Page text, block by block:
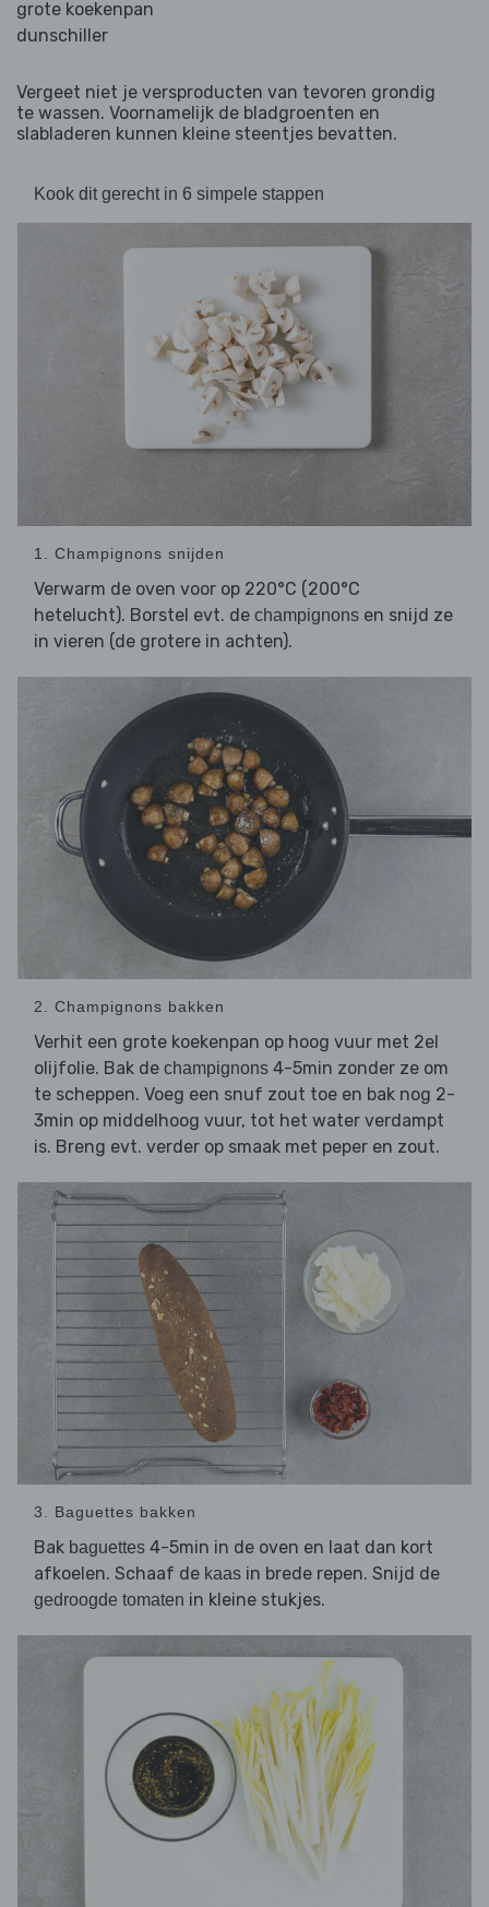
grote koekenpan
dunschiller
Vergeet niet je versproducten van tevoren grondig
te wassen. Voornamelijk de bladgroenten en
slabladeren kunnen kleine steentjes bevatten.
Kook dit gerecht in 6 simpele stappen
1. Champignons snijden
Verwarm de oven voor op 220°C (200°C
hetelucht). Borstel evt. de champignons en snijd ze
in vieren (de grotere in achten).
2. Champignons bakken
Verhit een grote koekenpan op hoog vuur met 2el
olijfolie. Bak de champignons 4-5min zonder ze om
te scheppen. Voeg een snuf zout toe en bak nog 2-
3min op middelhoog vuur, tot het water verdampt
is. Breng evt. verder op smaak met peper en zout.
3. Baguettes bakken
Bak baguettes 4-5min in de oven en laat dan kort
afkoelen. Schaaf de kaas in brede repen. Snijd de
gedroogde tomaten in kleine stukjes.